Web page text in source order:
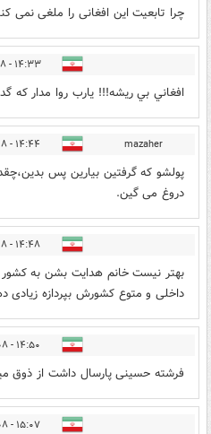
چرا تابعیت این افغانی را ملغی نمی
۱۴:۳۳ - ۱۴۰۱/۱۱/۰۸
افغاني بي ريشه!!! يارب روا مدار كه
mazaher ۱۴:۴۴ - ۱۴۰۱/۱۱/۰۸
پولشو که گرفتین بیارین پس
دروغ می گین.
۱۴:۴۸ - ۱۴۰۱/۱۱/۰۸
بهتر نیست خانم هدایت بشن به
داخلی و متوع کشورش بپردازه زیادی
۱۴:۵۰ - ۱۴۰۱/۱۱/۰۸
فرشته حسینی پارسال داشت از ذوق
۱۵:۰۷ - ۱۴۰۱/۱۱/۰۸